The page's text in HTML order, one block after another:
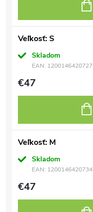
Veľkosť: S
Skladom
EAN: 1200146420727
€47
Veľkosť: M
Skladom
EAN: 1200146420734
€47